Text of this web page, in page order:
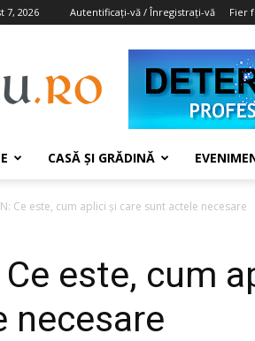
7, 2026 Autentificați-vă / Înregistrați-vă Fier
CASĂ ŞI GRĂDINĂ
Ce este, cum aplici și care sunt actele necesare
este, cum
necesare